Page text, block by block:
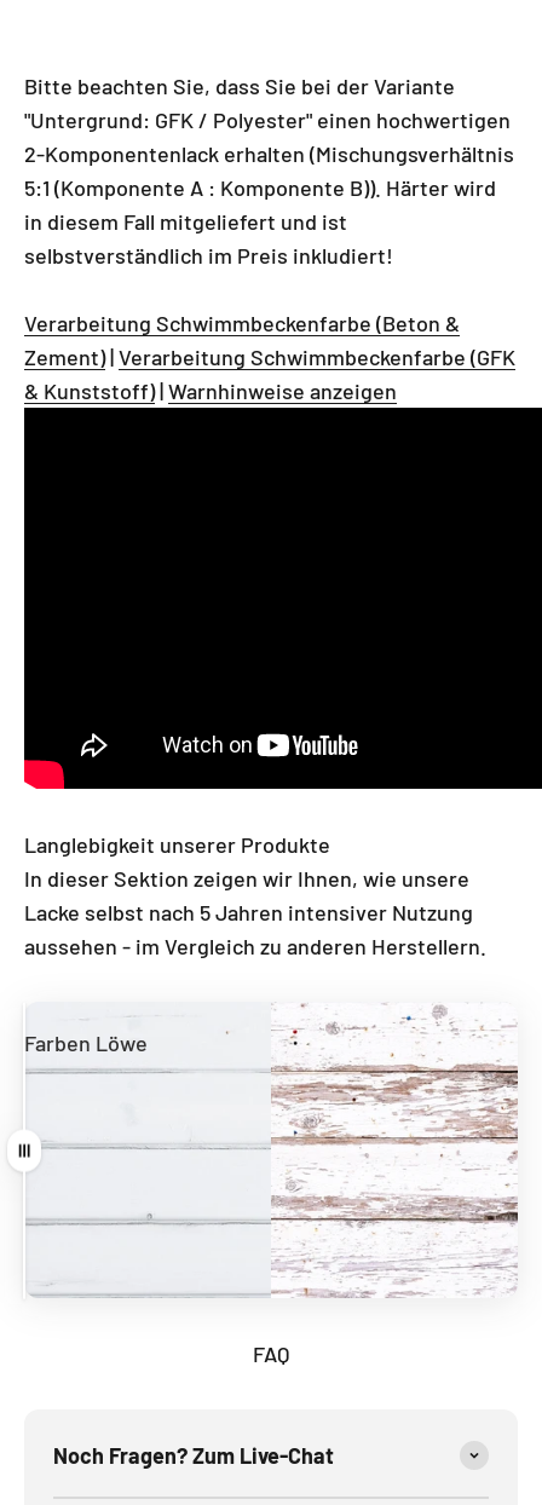
Bitte beachten Sie, dass Sie bei der Variante
"Untergrund: GFK / Polyester" einen hochwertigen
2-Komponentenlack erhalten (Mischungsverhältnis
5:1 (Komponente A : Komponente B)). Härter wird
in diesem Fall mitgeliefert und ist
selbstverständlich im Preis inkludiert!
Verarbeitung Schwimmbeckenfarbe (Beton &
Zement)|Verarbeitung Schwimmbeckenfarbe (GFK
& Kunststoff)|Warnhinweise anzeigen
Langlebigkeit unserer Produkte
In dieser Sektion zeigen wir Ihnen, wie unsere
Lacke selbst nach 5 Jahren intensiver Nutzung
aussehen - im Vergleich zu anderen Herstellern.
Farben Löwe
Andere Hersteller
Ziehen
FAQ
Noch Fragen? Zum Live-Chat